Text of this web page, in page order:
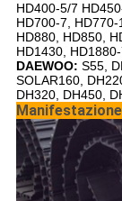
HD400-5/7
HD700-7,
HD880, HD850,
HD1430,
DAEWOO: S55,
SOLAR160,
DH320, DH450,